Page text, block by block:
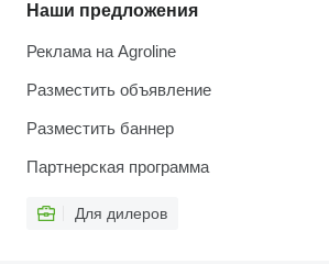
Наши предложения
Реклама на Agroline
Разместить объявление
Разместить баннер
Партнерская программа
Для дилеров